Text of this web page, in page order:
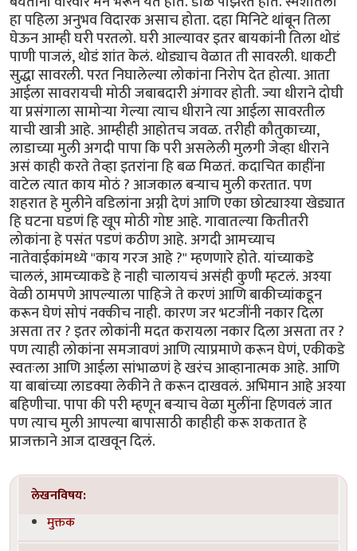
हा पहिला अनुभव विदारक असाच होता. दहा मिनिटे थांबून तिला
घेऊन आम्ही घरी परतलो. घरी आल्यावर इतर बायकांनी तिला थोडं
पाणी पाजलं, थोडं शांत केलं. थोड्याच वेळात ती सावरली. धाकटी
सुद्धा सावरली. परत निघालेल्या लोकांना निरोप देत होत्या. आता
आईला सावरायची मोठी जबाबदारी अंगावर होती. ज्या धीराने दोघी
या प्रसंगाला सामोऱ्या गेल्या त्याच धीराने त्या आईला सावरतील
याची खात्री आहे. आम्हीही आहोतच जवळ. तरीही कौतुकाच्या,
लाडाच्या मुली अगदी पापा कि परी असलेली मुलगी जेव्हा धीराने
असं काही करते तेव्हा इतरांना हि बळ मिळतं. कदाचित काहींना
वाटेल त्यात काय मोठं ? आजकाल बऱ्याच मुली करतात. पण
शहरात हे मुलीने वडिलांना अग्नी देणं आणि एका छोट्याश्या खेड्यात
हि घटना घडणं हि खूप मोठी गोष्ट आहे. गावातल्या कितीतरी
लोकांना हे पसंत पडणं कठीण आहे. अगदी आमच्याच
नातेवाईकांमध्ये "काय गरज आहे ?" म्हणणारे होते. यांच्याकडे
चाललं, आमच्याकडे हे नाही चालायचं असंही कुणी म्हटलं. अश्या
वेळी ठामपणे आपल्याला पाहिजे ते करणं आणि बाकीच्यांकडून
करून घेणं सोपं नक्कीच नाही. कारण जर भटजींनी नकार दिला
असता तर ? इतर लोकांनी मदत करायला नकार दिला असता तर ?
पण त्याही लोकांना समजावणं आणि त्याप्रमाणे करून घेणं, एकीकडे
स्वतःला आणि आईला सांभाळणं हे खरंच आव्हानात्मक आहे. आणि
या बाबांच्या लाडक्या लेकीने ते करून दाखवलं. अभिमान आहे अश्या
बहिणीचा. पापा की परी म्हणून बऱ्याच वेळा मुलींना हिणवलं जात
पण त्याच मुली आपल्या बापासाठी काहीही करू शकतात हे
प्राजक्ताने आज दाखवून दिलं.
लेखनविषय:
मुक्तक